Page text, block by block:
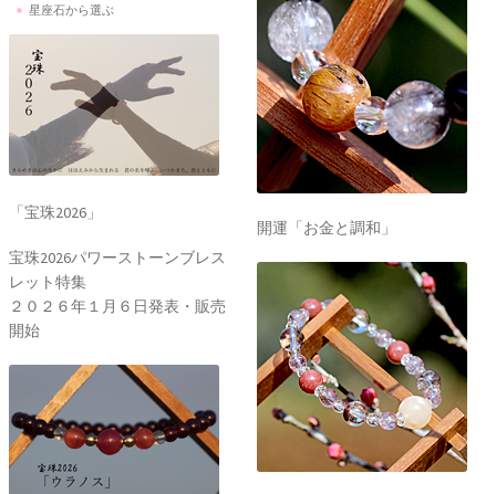
星座石から選ぶ
「宝珠2026」
宝珠2026パワーストーンブレス
レット特集
２０２６年１月６日発表・販売
開始
開運「お金と調和」